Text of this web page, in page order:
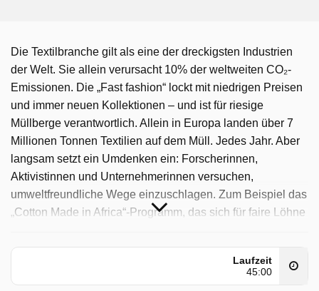
Die Textilbranche gilt als eine der dreckigsten Industrien
der Welt. Sie allein verursacht 10% der weltweiten CO₂-
Emissionen. Die „Fast fashion“ lockt mit niedrigen Preisen
und immer neuen Kollektionen – und ist für riesige
Müllberge verantwortlich. Allein in Europa landen über 7
Millionen Tonnen Textilien auf dem Müll. Jedes Jahr. Aber
langsam setzt ein Umdenken ein: Forscherinnen,
Aktivistinnen und Unternehmerinnen versuchen,
umweltfreundliche Wege einzuschlagen. Zum Beispiel das
„Cotton Made in Africa“-Programm, das sich für faire Löhne
nehmen über eine Million Kleinbäuerinnen und
Kleinbauern in elf afrikanischen Ländern an diesem
einzigartigen Programm teil. Ein italienischer Stoff-
Laufzeit
45:00